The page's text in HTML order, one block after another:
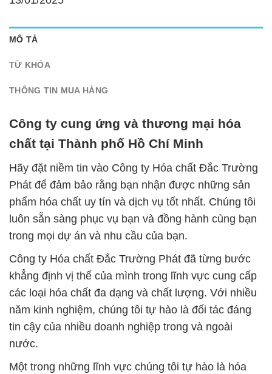
MÔ TẢ
TỪ KHÓA
THÔNG TIN MUA HÀNG
Công ty cung ứng và thương mại hóa
chất tại Thành phố Hồ Chí Minh
Hãy đặt niềm tin vào Công ty Hóa chất Đắc Trường
Phát để đảm bảo rằng bạn nhận được những sản
phẩm hóa chất uy tín và dịch vụ tốt nhất. Chúng tôi
luôn sẵn sàng phục vụ bạn và đồng hành cùng bạn
trong mọi dự án và nhu cầu của bạn.
Công ty Hóa chất Đắc Trường Phát đã từng bước
khẳng định vị thế của mình trong lĩnh vực cung cấp
các loại hóa chất đa dạng và chất lượng. Với nhiều
năm kinh nghiệm, chúng tôi tự hào là đối tác đáng
tin cậy của nhiều doanh nghiệp trong và ngoài
nước.
Một trong những lĩnh vực chúng tôi tự hào là hóa